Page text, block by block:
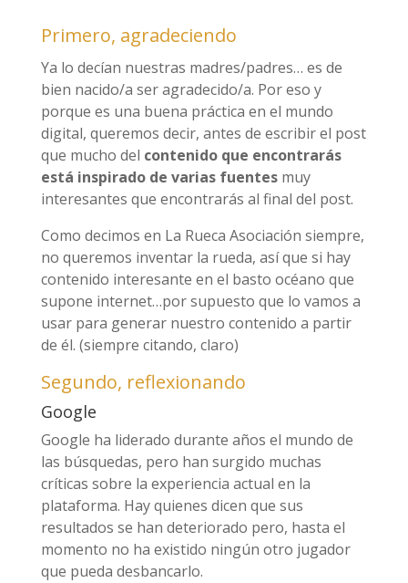
Primero, agradeciendo
Ya lo decían nuestras madres/padres… es de
bien nacido/a ser agradecido/a. Por eso y
porque es una buena práctica en el mundo
digital, queremos decir, antes de escribir el post
que mucho del contenido que encontrarás
está inspirado de varias fuentesmuy
interesantes que encontrarás al final del post.
Como decimos en La Rueca Asociación siempre,
no queremos inventar la rueda, así que si hay
contenido interesante en el basto océano que
supone internet…por supuesto que lo vamos a
usar para generar nuestro contenido a partir
de él. (siempre citando, claro)
Segundo, reflexionando
Google
Google ha liderado durante años el mundo de
las búsquedas, pero han surgido muchas
críticas sobre la experiencia actual en la
plataforma. Hay quienes dicen que sus
resultados se han deteriorado pero, hasta el
momento no ha existido ningún otro jugador
que pueda desbancarlo.